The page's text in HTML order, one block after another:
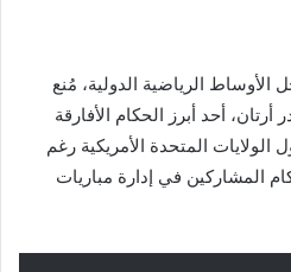
الأوساط الرياضية الدولية، مُنع
أحد أبرز الحكام الأفارقة
المتحدة الأمريكية رغم
المشاركين في إدارة مباريات